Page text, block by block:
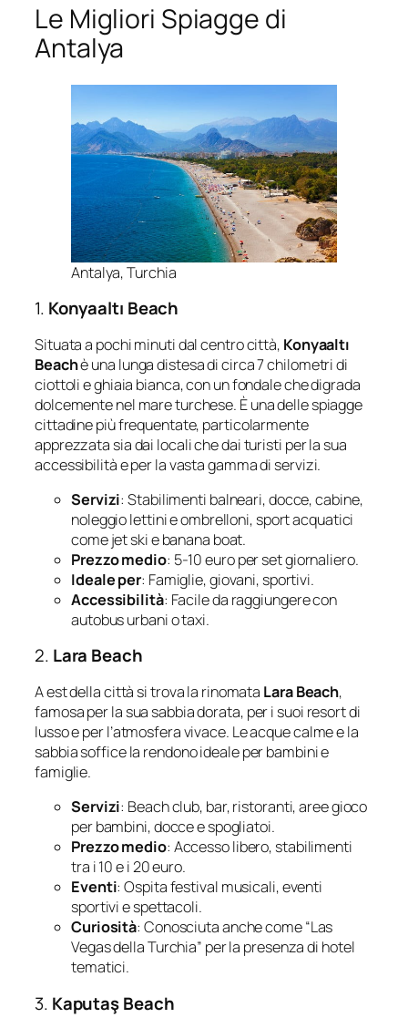
Le Migliori Spiagge di
Antalya
Antalya, Turchia
1. Konyaaltı Beach
Situata a pochi minuti dal centro città, Konyaaltı
Beachè una lunga distesa di circa 7 chilometri di
ciottoli e ghiaia bianca, con un fondale che digrada
dolcemente nel mare turchese. È una delle spiagge
cittadine più frequentate, particolarmente
apprezzata sia dai locali che dai turisti per la sua
accessibilità e per la vasta gamma di servizi.
Servizi: Stabilimenti balneari, docce, cabine,
noleggio lettini e ombrelloni, sport acquatici
come jet ski e banana boat.
Prezzo medio: 5-10 euro per set giornaliero.
Ideale per: Famiglie, giovani, sportivi.
Accessibilità: Facile da raggiungere con
autobus urbani o taxi.
2. Lara Beach
A est della città si trova la rinomata Lara Beach,
famosa per la sua sabbia dorata, per i suoi resort di
lusso e per l’atmosfera vivace. Le acque calme e la
sabbia soffice la rendono ideale per bambini e
famiglie.
Servizi: Beach club, bar, ristoranti, aree gioco
per bambini, docce e spogliatoi.
Prezzo medio: Accesso libero, stabilimenti
tra i 10 e i 20 euro.
Eventi: Ospita festival musicali, eventi
sportivi e spettacoli.
Curiosità: Conosciuta anche come “Las
Vegas della Turchia” per la presenza di hotel
tematici.
3. Kaputaş Beach